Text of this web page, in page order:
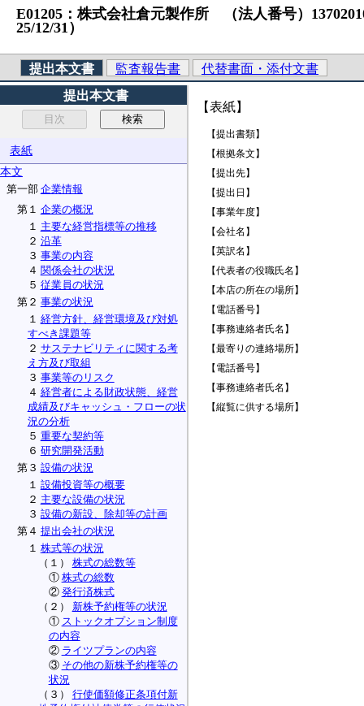
E01205：株式会社倉元製作所 （法人番号）
25/12/31）
提出本文書 監査報告書
代替書面・添付文書
提出本文書